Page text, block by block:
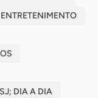
ENTRETENIMENTO
DIA A DIA